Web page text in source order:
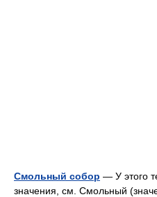
Смольный собор — У этого
значения, см. Смольный